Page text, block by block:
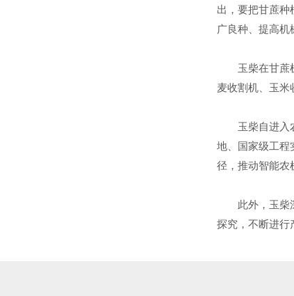
出，要把甘蔗
广良种、提高机
玉柴在甘蔗
麦收割机、玉米
玉柴自进入
地、国家级工程
径，推动智能农
此外，玉柴
探究，不断进行